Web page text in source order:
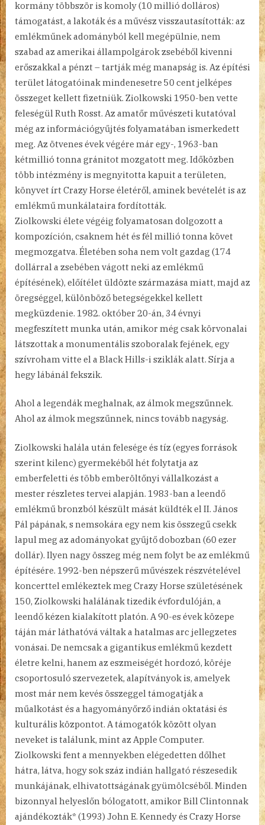
kormány többször is komoly (10 millió dolláros)
támogatást, a lakoták és a művész visszautasították: az
emlékműnek adományból kell megépülnie, nem
szabad az amerikai állampolgárok zsebéből kivenni
erőszakkal a pénzt – tartják még manapság is. Az építési
terület látogatóinak mindenesetre 50 cent jelképes
összeget kellett fizetniük. Ziolkowski 1950-ben vette
feleségül Ruth Rosst. Az amatőr művészeti kutatóval
még az információgyűjtés folyamatában ismerkedett
meg. Az ötvenes évek végére már egy-, 1963-ban
kétmillió tonna gránitot mozgatott meg. Időközben
több intézmény is megnyitotta kapuit a területen,
könyvet írt Crazy Horse életéről, aminek bevételét is az
emlékmű munkálataira fordították.
Ziolkowski élete végéig folyamatosan dolgozott a
kompozíción, csaknem hét és fél millió tonna követ
megmozgatva. Életében soha nem volt gazdag (174
dollárral a zsebében vágott neki az emlékmű
építésének), előítélet üldözte származása miatt, majd az
öregséggel, különböző betegségekkel kellett
megküzdenie. 1982. október 20-án, 34 évnyi
megfeszített munka után, amikor még csak körvonalai
látszottak a monumentális szoboralak fejének, egy
szívroham vitte el a Black Hills-i sziklák alatt. Sírja a
hegy lábánál fekszik.
Ahol a legendák meghalnak, az álmok megszűnnek.
Ahol az álmok megszűnnek, nincs tovább nagyság.
Ziolkowski halála után felesége és tíz (egyes források
szerint kilenc) gyermekéből hét folytatja az
emberfeletti és több emberöltőnyi vállalkozást a
mester részletes tervei alapján. 1983-ban a leendő
emlékmű bronzból készült mását küldték el II. János
Pál pápának, s nemsokára egy nem kis összegű csekk
lapul meg az adományokat gyűjtő dobozban (60 ezer
dollár). Ilyen nagy összeg még nem folyt be az emlékmű
építésére. 1992-ben népszerű művészek részvételével
koncerttel emlékeztek meg Crazy Horse születésének
150, Ziolkowski halálának tizedik évfordulóján, a
leendő kézen kialakított platón. A 90-es évek közepe
táján már láthatóvá váltak a hatalmas arc jellegzetes
vonásai. De nemcsak a gigantikus emlékmű kezdett
életre kelni, hanem az eszmeiségét hordozó, köréje
csoportosuló szervezetek, alapítványok is, amelyek
most már nem kevés összeggel támogatják a
műalkotást és a hagyományőrző indián oktatási és
kulturális központot. A támogatók között olyan
neveket is találunk, mint az Apple Computer.
Ziolkowski fent a mennyekben elégedetten dőlhet
hátra, látva, hogy sok száz indián hallgató részesedik
munkájának, elhivatottságának gyümölcséből. Minden
bizonnyal helyeslőn bólogatott, amikor Bill Clintonnak
ajándékozták* (1993) John E. Kennedy és Crazy Horse